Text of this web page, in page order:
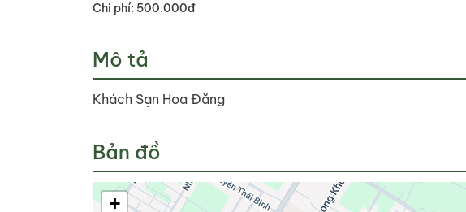
Chi phí: 500.000đ
Mô tả
Khách Sạn Hoa Đăng
Bản đồ
+